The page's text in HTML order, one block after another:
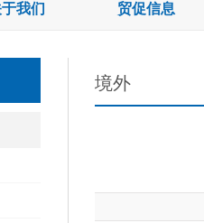
我们 贸促信息
境外